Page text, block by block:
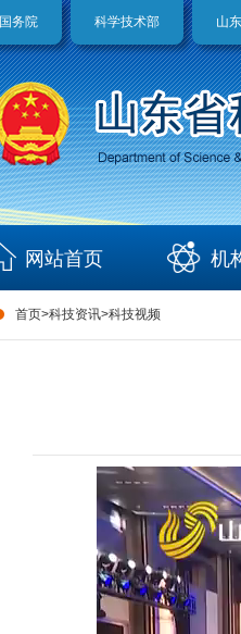
国务院 科学技术部 山
网站首页 机
首页>科技资讯>科技视频